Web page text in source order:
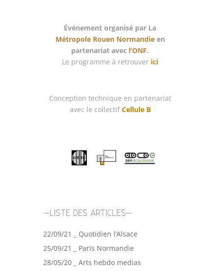
Événement organisé par La
Métropole Rouen Normandieen
partenariat avec l’ONF.
Le programme à retrouver ici
Conception technique en partenariat
avec le collectif Cellule B
–LISTE DES ARTICLES–
22/09/21 _ Quotidien l’Alsace
25/09/21 _ Paris Normandie
28/05/20 _ Arts hebdo medias